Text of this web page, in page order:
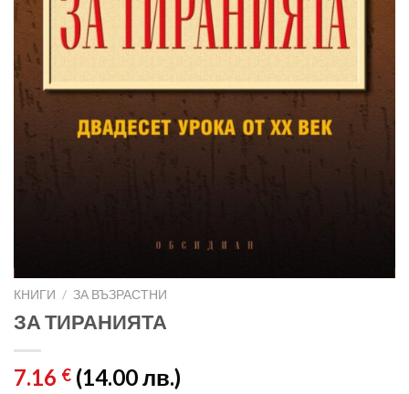
КНИГИ / ЗА ВЪЗРАСТНИ
ЗА ТИРАНИЯТА
7.16 € (14.00 лв.)